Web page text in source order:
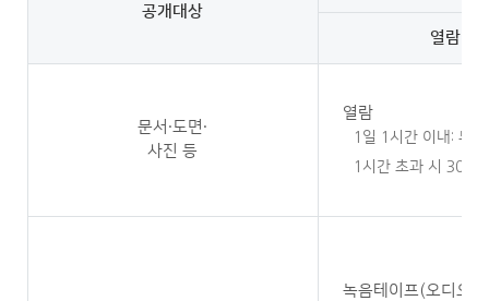
공개대상
열람·시
문서·도면·
사진 등
열람
1일 1시간 이내: 무료
1시간 초과 시 30분
녹음테이프(오디오